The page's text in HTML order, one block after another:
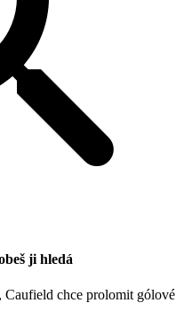
ji hledá
Caufield chce prolomit gólové